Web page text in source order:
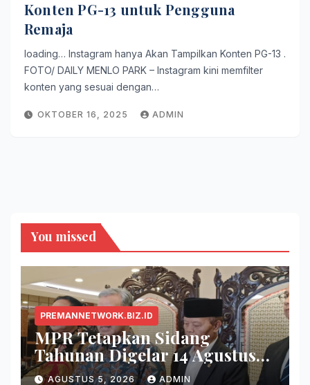
Konten PG-13 untuk Pengguna
Remaja
loading… Instagram hanya Akan Tampilkan Konten PG-13 .
FOTO/ DAILY MENLO PARK – Instagram kini memfilter
konten yang sesuai dengan…
OKTOBER 16, 2025 ADMIN
You missed
PREMANNETWORK.BIZ.ID
MPR Tetapkan Sidang
Tahunan Digelar 14 Agustus
2026
AGUSTUS 5, 2026 ADMIN